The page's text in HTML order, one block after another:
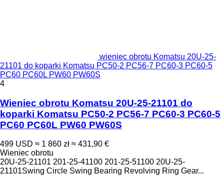
wieniec obrotu Komatsu 20U-25-
21101 do koparki Komatsu PC50-2 PC56-7 PC60-3 PC60-5
PC60 PC60L PW60 PW60S
4
Wieniec obrotu Komatsu 20U-25-21101 do
koparki Komatsu PC50-2 PC56-7 PC60-3 PC60-5
PC60 PC60L PW60 PW60S
499 USD ≈ 1 860 zł ≈ 431,90 €
Wieniec obrotu
20U-25-21101 201-25-41100 201-25-51100 20U-25-
21101Swing Circle Swing Bearing Revolving Ring Gear...